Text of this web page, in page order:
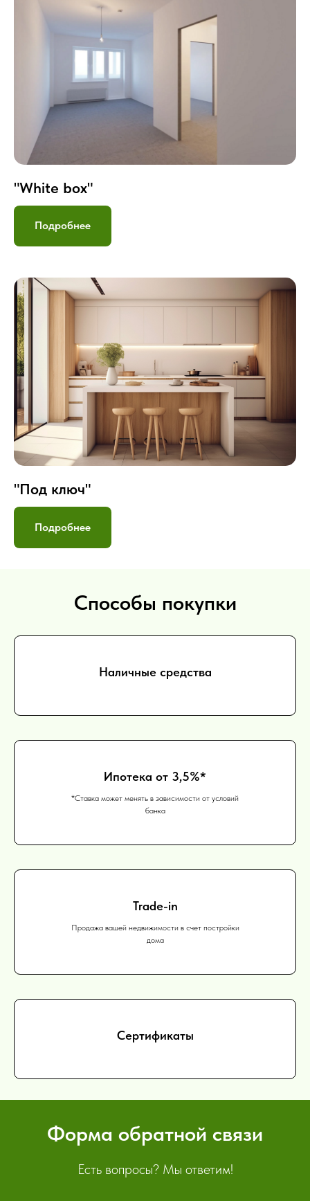
"White box"
Подробнее
"Под ключ"
Подробнее
Способы покупки
Наличные средства
Ипотека от 3,5%*
*Ставка может менять в зависимости от условий
банка
Trade-in
Продажа вашей недвижимости в счет постройки
дома
Сертификаты
Форма обратной связи
Есть вопросы? Мы ответим!